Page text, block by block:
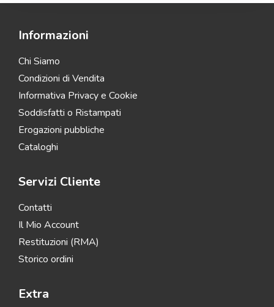
Informazioni
Chi Siamo
Condizioni di Vendita
Informativa Privacy e Cookie
Soddisfatti o Ristampati
Erogazioni pubbliche
Cataloghi
Servizi Cliente
Contatti
Il Mio Account
Restituzioni (RMA)
Storico ordini
Extra